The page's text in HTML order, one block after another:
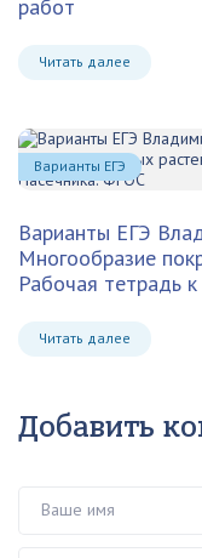
работ
Читать далее
Варианты ЕГЭ
Многообразие
Рабочая тетрадь
Читать далее
Варианты ЕГЭ
Добавить